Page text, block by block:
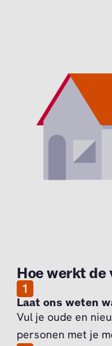
Hoe werkt de
1
Laat ons weten
Vul je oude en
personen met je